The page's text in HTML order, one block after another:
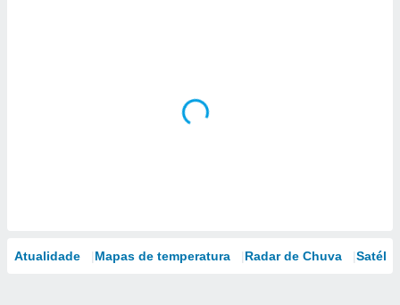
Atualidade Mapas de temperatura Radar de Chuva